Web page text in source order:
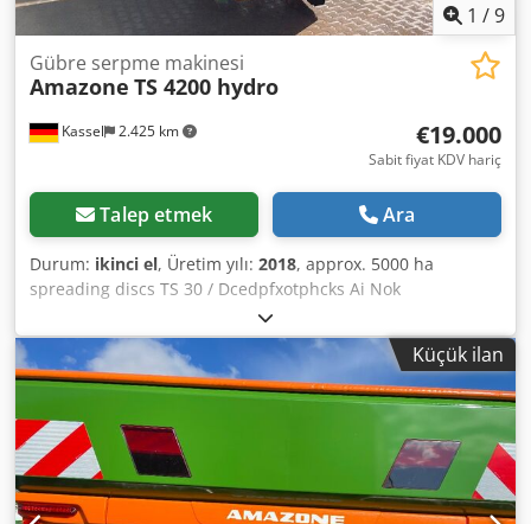
1 /9
Kassel 2.425 km
Gübre serpme makinesi
Amazone TS 4200 hydro
€19.000
Sabit fiyat KDV hariç
Talep etmek Ara
Durum: ikinci el, Üretim yılı: 2018, approx. 5000 ha
spreading discs TS 30 / Dcedpfxotphcks Ai Nok
Küçük ilan